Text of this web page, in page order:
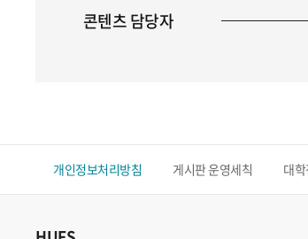
콘텐츠 담당자
개인정보처리방침 게시판 운영세칙 대